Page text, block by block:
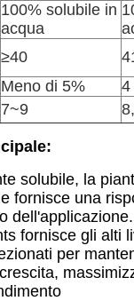
100% solubile in
acqua
≥40
Meno di 5%
4
7~9
solubile, la
fornisce una
dell'applicazione.
fornisce gli alti
per